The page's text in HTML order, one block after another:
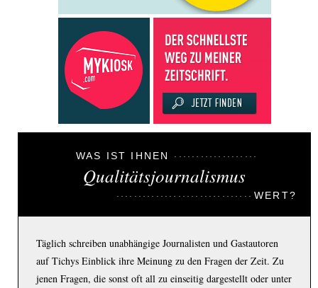
WAS IST IHNEN
Qualitätsjournalismus
WERT?
Täglich schreiben unabhängige Journalisten und Gastautoren
auf Tichys Einblick ihre Meinung zu den Fragen der Zeit. Zu
jenen Fragen, die sonst oft all zu einseitig dargestellt oder unter